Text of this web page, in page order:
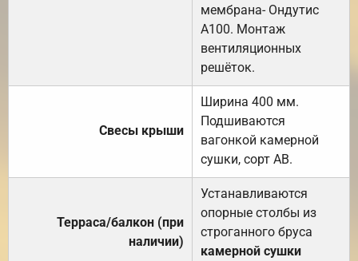
мембрана- Ондутис
А100. Монтаж
вентиляционных
решёток.
Свесы крыши
Ширина 400 мм.
Подшиваются
вагонкой камерной
сушки, сорт АВ.
Терраса/балкон (при
наличии)
Устанавливаются
опорные столбы из
строганного бруса
камерной сушки